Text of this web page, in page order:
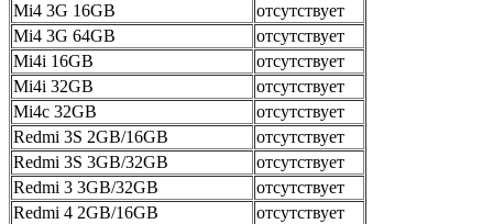
Mi4 3G 16GB
отсутствует
Mi4 3G 64GB
отсутствует
Mi4i 16GB
отсутствует
Mi4i 32GB
отсутствует
Mi4c 32GB
отсутствует
Redmi 3S 2GB/16GB
отсутствует
Redmi 3S 3GB/32GB
отсутствует
Redmi 3 3GB/32GB
отсутствует
Redmi 4 2GB/16GB
отсутствует